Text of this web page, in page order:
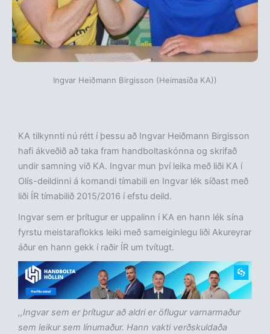
Ingvar Heiðmann Birgisson (Heimasíða KA))
KA tilkynnti nú rétt í þessu að Ingvar Heiðmann Birgisson
hafi ákveðið að taka fram handboltaskónna og skrifað
undir samning við KA. Ingvar mun því leika með liði KA í
Olís-deildinni á komandi tímabili en Ingvar lék síðast með
liði ÍR tímabilið 2015/2016 í efstu deild.
Ingvar sem er þrítugur er uppalinn í KA en hann lék sína
fyrstu meistaraflokks leiki með sameiginlegu liði Akureyrar
áður en hann gekk í raðir ÍR um tvítugt.
,,Ingvar sem er þrítugur að aldri er öflugur varnarmaður
sem leikur sem línumaður. Hann vakti verðskuldaða